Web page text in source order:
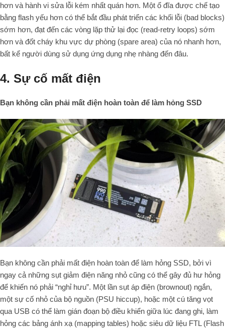
hơn và hành vi sửa lỗi kém nhất quán hơn. Một ổ đĩa được chế tạo
bằng flash yếu hơn có thể bắt đầu phát triển các khối lỗi (bad blocks)
sớm hơn, đạt đến các vòng lặp thử lại đọc (read-retry loops) sớm
hơn và đốt cháy khu vực dự phòng (spare area) của nó nhanh hơn,
bất kể người dùng sử dụng ứng dụng nhẹ nhàng đến đâu.
4. Sự cố mất điện
Bạn không cần phải mất điện hoàn toàn để làm hỏng SSD
Bạn không cần phải mất điện hoàn toàn để làm hỏng SSD, bởi vì
ngay cả những sụt giảm điện năng nhỏ cũng có thể gây đủ hư hỏng
để khiến nó phải “nghỉ hưu”. Một lần sụt áp điện (brownout) ngắn,
một sự cố nhỏ của bộ nguồn (PSU hiccup), hoặc một cú tăng vọt
qua USB có thể làm gián đoạn bộ điều khiển giữa lúc đang ghi, làm
hỏng các bảng ánh xạ (mapping tables) hoặc siêu dữ liệu FTL (Flash